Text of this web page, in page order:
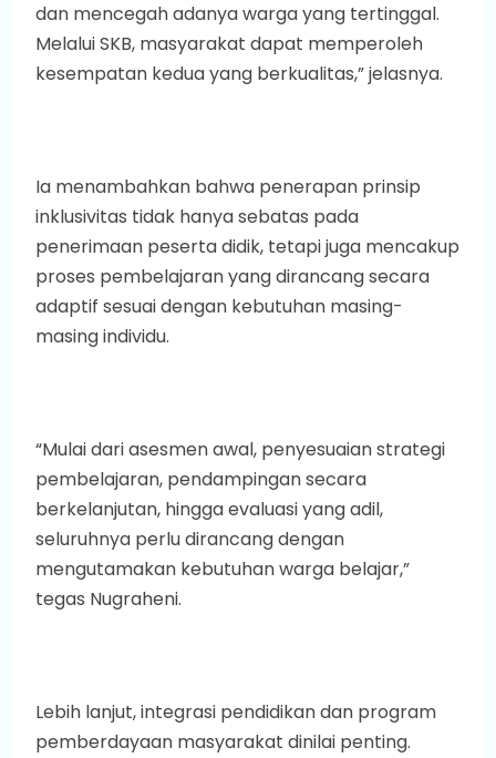
dan mencegah adanya warga yang tertinggal.
Melalui SKB, masyarakat dapat memperoleh
kesempatan kedua yang berkualitas,” jelasnya.
Ia menambahkan bahwa penerapan prinsip
inklusivitas tidak hanya sebatas pada
penerimaan peserta didik, tetapi juga mencakup
proses pembelajaran yang dirancang secara
adaptif sesuai dengan kebutuhan masing-
masing individu.
“Mulai dari asesmen awal, penyesuaian strategi
pembelajaran, pendampingan secara
berkelanjutan, hingga evaluasi yang adil,
seluruhnya perlu dirancang dengan
mengutamakan kebutuhan warga belajar,”
tegas Nugraheni.
Lebih lanjut, integrasi pendidikan dan program
pemberdayaan masyarakat dinilai penting.